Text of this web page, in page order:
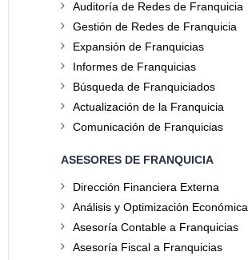
Auditoría de Redes de Franquicia
Gestión de Redes de Franquicia
Expansión de Franquicias
Informes de Franquicias
Búsqueda de Franquiciados
Actualización de la Franquicia
Comunicación de Franquicias
ASESORES DE FRANQUICIA
Dirección Financiera Externa
Análisis y Optimización Económica
Asesoría Contable a Franquicias
Asesoría Fiscal a Franquicias